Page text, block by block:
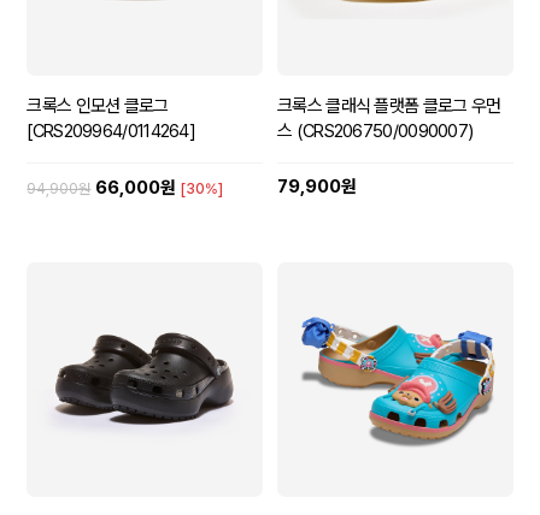
크록스 인모션 클로그
[CRS209964/0114264]
94,900원 66,000원 [30%]
크록스 클래식 플랫폼 클로그 우먼
스 (CRS206750/0090007)
79,900원